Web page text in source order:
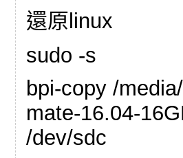
還原linux
sudo -s
bpi-copy /
mate-16.04-
/dev/sdc